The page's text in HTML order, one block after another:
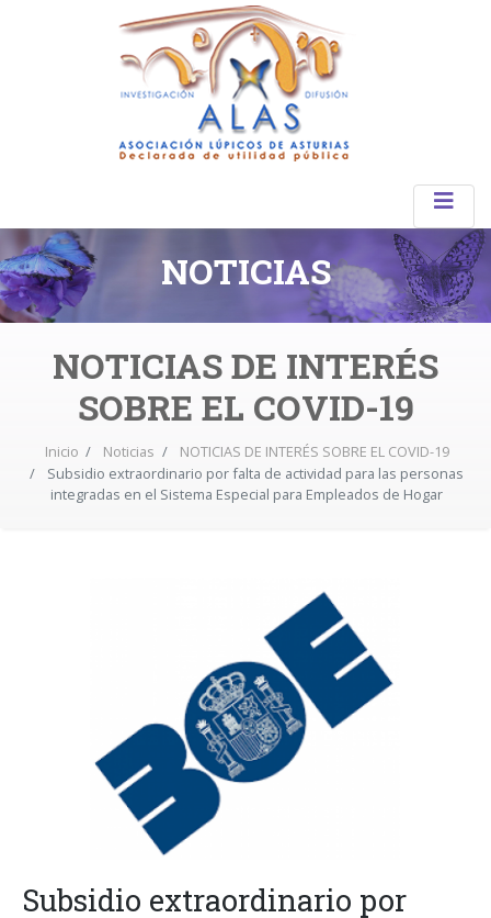
NOTICIAS
NOTICIAS DE INTERÉS
SOBRE EL COVID-19
Inicio Noticias
NOTICIAS DE INTERÉS SOBRE EL COVID-19
Subsidio extraordinario por falta de actividad para las personas
integradas en el Sistema Especial para Empleados de Hogar
Subsidio extraordinario por